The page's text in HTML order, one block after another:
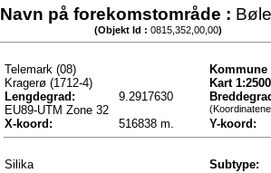
Navn på forekomstområde :
(Objekt Id : 0815,352,00,00)
Telemark (08)
Kommune
Kragerø (1712-4)
Kart
Lengdegrad: 9.2917630
EU89-UTM Zone 32
X-koord: 516838 m.
Y-koord:
Silika
Subtype: